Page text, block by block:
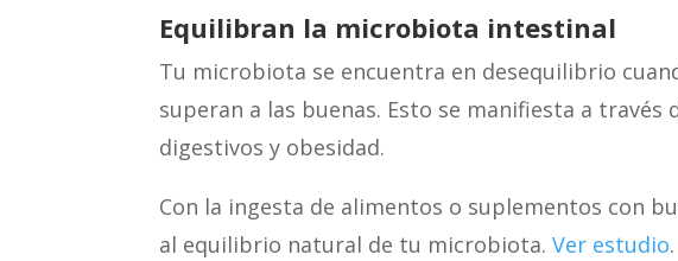
Equilibran la microbiota intestinal
Tu microbiota se encuentra en desequilibrio
superan a las buenas. Esto se manifiesta a
digestivos y obesidad.
Con la ingesta de alimentos o suplementos con
al equilibrio natural de tu microbiota.Ver estudio.